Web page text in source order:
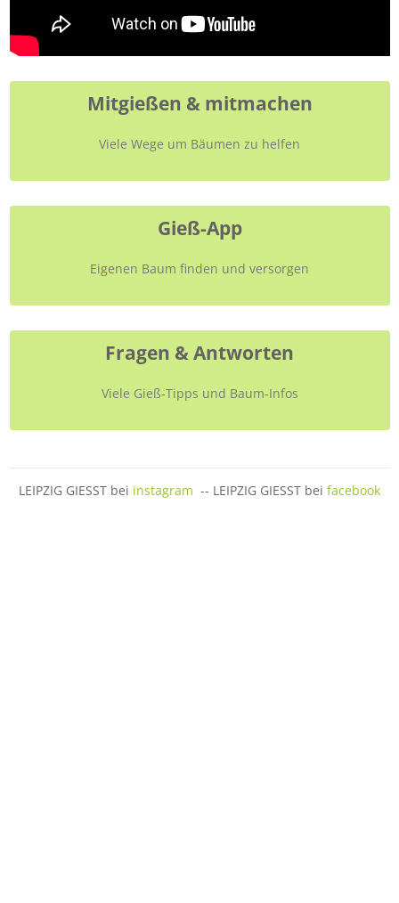
Mitgießen & mitmachen
Viele Wege um Bäumen zu helfen
Gieß-App
Eigenen Baum finden und versorgen
Fragen & Antworten
Viele Gieß-Tipps und Baum-Infos
LEIPZIG GIESST bei instagram -- LEIPZIG GIESST bei facebook